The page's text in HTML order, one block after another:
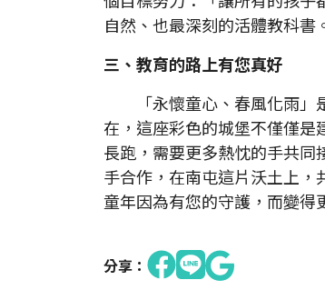
自然、也最深刻的活體教科書
三、教育的路上有您真好
「永懷童心、春風化雨」
在，這座彩色的城堡不僅僅
長跑，需要更多熱忱的手共
手合作，在南屯這片沃土上
童年因為有您的守護，而變得
分享：